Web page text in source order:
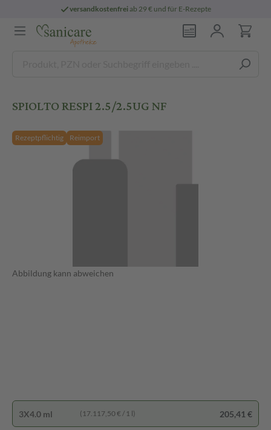
versandkostenfreiab 29 € und für E-Rezepte
SPIOLTO RESPI 2.5/2.5UG NF
Rezeptpflichtig Reimport
Abbildung kann abweichen
3X4.0 ml (17.117,50 € / 1 l) 205,41 €